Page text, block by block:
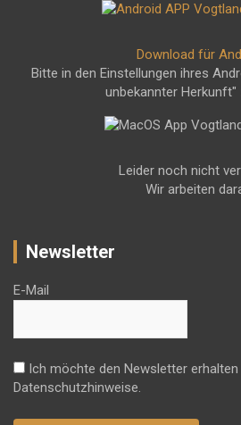
Download für
Bitte in den Einstellungen ihres
unbekannter Herkunft"
Leider noch nicht
Wir arbeiten
Newsletter
E-Mail
Ich möchte den Newsletter
Datenschutzhinweise.